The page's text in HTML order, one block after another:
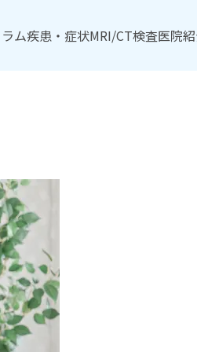
ム疾患・症状MRI/CT検査医院
ム疾患・症状MRI/CT検査医院